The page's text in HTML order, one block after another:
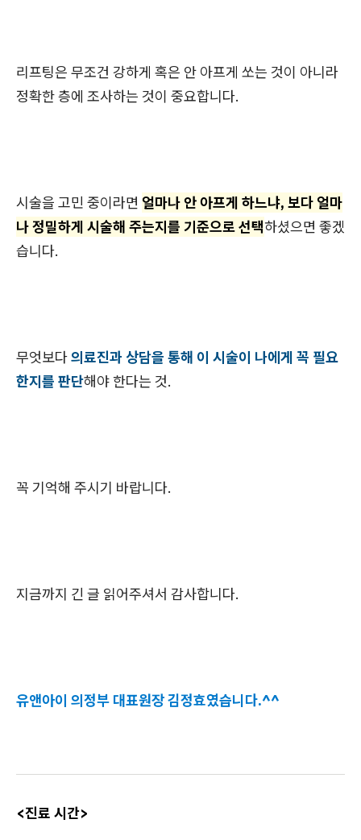
리프팅은 무조건 강하게 혹은 안 아프게 쏘는 것이 아니라
정확한 층에 조사하는 것이 중요합니다.
시술을 고민 중이라면 얼마나 안 아프게 하느냐, 보다 얼마
나 정밀하게 시술해 주는지를 기준으로 선택하셨으면 좋겠
습니다.
무엇보다의료진과 상담을 통해 이 시술이 나에게 꼭 필요
한지를 판단해야 한다는 것.
꼭 기억해 주시기 바랍니다.
지금까지 긴 글 읽어주셔서 감사합니다.
유앤아이 의정부 대표원장 김정효였습니다.^^
<진료 시간>